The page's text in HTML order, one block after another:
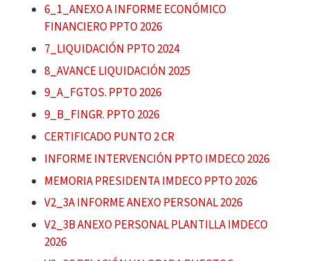
6_1_ANEXO A INFORME ECONÓMICO
FINANCIERO PPTO 2026
7_LIQUIDACIÓN PPTO 2024
8_AVANCE LIQUIDACIÓN 2025
9_A_FGTOS. PPTO 2026
9_B_FINGR. PPTO 2026
CERTIFICADO PUNTO 2 CR
INFORME INTERVENCIÓN PPTO IMDECO 2026
MEMORIA PRESIDENTA IMDECO PPTO 2026
V2_3A INFORME ANEXO PERSONAL 2026
V2_3B ANEXO PERSONAL PLANTILLA IMDECO
2026